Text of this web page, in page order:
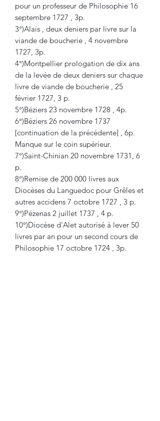
pour un professeur de Philosophie 16
septembre 1727 , 3p.
3°)Alais , deux deniers par livre sur la
viande de boucherie , 4 novembre
1727, 3p.
4°)Montpellier prologation de dix ans
de la levée de deux deniers sur chaque
livre de viande de boucherie , 25
février 1727, 3 p.
5°)Béziers 23 novembre 1728 , 4p.
6°)Béziers 26 novembre 1737
[continuation de la précédente] , 6p.
Manque sur le coin supérieur.
7°)Saint-Chinian 20 novembre 1731, 6
p.
8°)Remise de 200 000 livres aux
Diocèses du Languedoc pour Grêles et
autres accidens 7 octobre 1727 , 3 p.
9°)Pézenas 2 juillet 1737 , 4 p.
10°)Diocèse d'Alet autorisé à lever 50
livres par an pour un second cours de
Philosophie 17 octobre 1724 , 3p.